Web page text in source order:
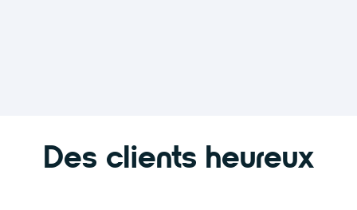
Des clients heureux